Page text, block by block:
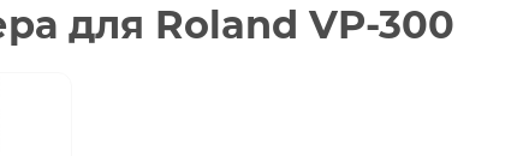
для Roland VP-300